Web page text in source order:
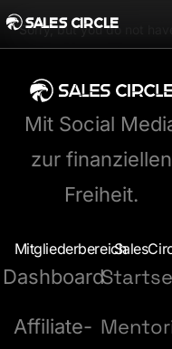
SALES CIRCLE
Sorry, but you do not
Mit Social
zur finanziellen
Freiheit.
Mitgliederbereich
Dashboard
Affiliate-